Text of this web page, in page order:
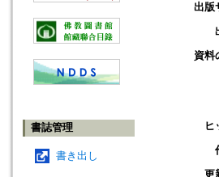
書誌管理
書き出し
出版
資料
ヒ
更